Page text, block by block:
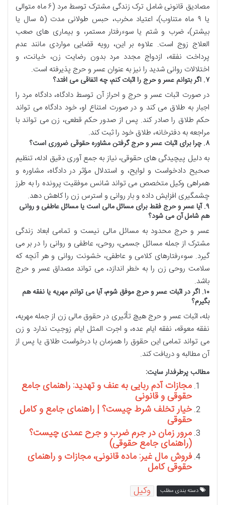
مصادیق قانونی شامل ترک زندگی مشترک توسط مرد (۶ ماه متوالی
یا ۹ ماه متناوب)، اعتیاد مخرب، حبس طولانی مدت (۵ سال یا
بیشتر)، ضرب و شتم یا سوءرفتار مستمر، و بیماری های صعب
العلاج زوج است. علاوه بر این، رویه قضایی مواردی مانند عدم
پرداخت نفقه، ازدواج مجدد مرد بدون رضایت زن، خیانت، و
اختلالات روانی شدید را نیز به عنوان عسر و حرج پذیرفته است.
۷. اگر بتوانم عسر و حرج را اثبات کنم، چه اتفاقی می افتد؟
در صورت اثبات عسر و حرج و احراز آن توسط دادگاه، دادگاه مرد را
اجبار به طلاق می کند و در صورت امتناع او، خود دادگاه می تواند
حکم طلاق را صادر کند. پس از صدور حکم قطعی، زن می تواند با
مراجعه به دفترخانه، طلاق خود را ثبت کند.
۸. چرا برای اثبات عسر و حرج گرفتن مشاوره حقوقی ضروری است؟
به دلیل پیچیدگی های حقوقی، نیاز به جمع آوری دقیق ادله، تنظیم
صحیح دادخواست و لوایح، و استدلال مؤثر در دادگاه، مشاوره و
همراهی وکیل متخصص می تواند شانس موفقیت پرونده را به طرز
چشمگیری افزایش داده و بار روانی و استرس زن را کاهش دهد.
۹. آیا عسر و حرج فقط برای مسائل مالی است یا مسائل عاطفی و روانی
هم شامل آن می شود؟
عسر و حرج محدود به مسائل مالی نیست و تمامی ابعاد زندگی
مشترک از جمله مسائل جسمی، روحی، عاطفی و روانی را در بر می
گیرد. سوءرفتارهای کلامی و عاطفی، خشونت روانی و هر آنچه که
سلامت روحی زن را به خطر اندازد، می تواند مصداق عسر و حرج
باشد.
۱۰. اگر در اثبات عسر و حرج موفق شوم، آیا می توانم مهریه یا نفقه هم
بگیرم؟
بله، اثبات عسر و حرج هیچ تأثیری در حقوق مالی زن از جمله مهریه،
نفقه معوقه، نفقه ایام عده، و اجرت المثل ایام زوجیت ندارد و زن
می تواند تمامی این حقوق را همزمان با درخواست طلاق یا پس از
آن مطالبه و دریافت کند.
مطالب پرطرفدار سایت:
مجازات آدم ربایی به عنف و تهدید: راهنمای جامع
حقوقی و قانونی
خیار تخلف شرط چیست؟ | راهنمای جامع و کامل
حقوقی
مرور زمان در جرم ضرب و جرح عمدی چیست؟
(راهنمای جامع حقوقی)
فروش مال غیر: ماده قانونی، مجازات و راهنمای
حقوقی کامل
دسته بندی مطلب وکیل